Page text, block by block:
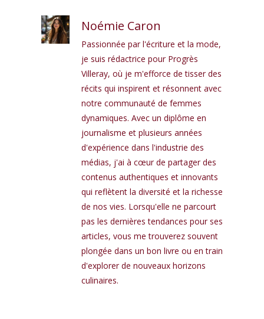
Noémie Caron
Passionnée par l'écriture et la mode,
je suis rédactrice pour Progrès
Villeray, où je m'efforce de tisser des
récits qui inspirent et résonnent avec
notre communauté de femmes
dynamiques. Avec un diplôme en
journalisme et plusieurs années
d'expérience dans l'industrie des
médias, j'ai à cœur de partager des
contenus authentiques et innovants
qui reflètent la diversité et la richesse
de nos vies. Lorsqu'elle ne parcourt
pas les dernières tendances pour ses
articles, vous me trouverez souvent
plongée dans un bon livre ou en train
d'explorer de nouveaux horizons
culinaires.